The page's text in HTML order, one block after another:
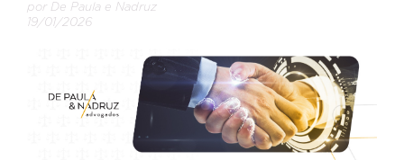
por De Paula e Nadruz
19/01/2026